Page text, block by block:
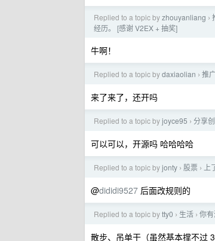
Replied to a topic byzhouyanliang ›
经历。 [感谢 V2EX + 抽奖]
牛啊！
Replied to a topic bydaxiaolian › 推
来了来了，还开吗
Replied to a topic byjoyce95 › 分享
可以可以，开源吗 哈哈哈哈
Replied to a topic byjonty › 股票 ›
@dididi9527 后面改规则的
Replied to a topic bytty0 › 生活 › 你
散步、吊单干（虽然基本撑不过